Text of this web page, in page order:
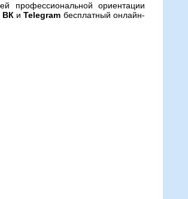
профессиональной ориентации
ВК иTelegram бесплатный онлайн-